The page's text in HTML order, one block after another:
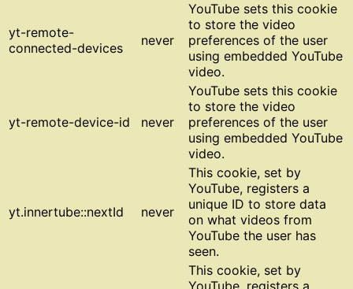
yt-remote-
connected-devices
never
YouTube sets this cookie
to store the video
preferences of the user
using embedded YouTube
video.
yt-remote-device-id never
YouTube sets this cookie
to store the video
preferences of the user
using embedded YouTube
video.
yt.innertube::nextId never
This cookie, set by
YouTube, registers a
unique ID to store data
on what videos from
YouTube the user has
seen.
This cookie, set by